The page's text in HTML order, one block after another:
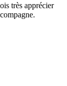
très apprécier